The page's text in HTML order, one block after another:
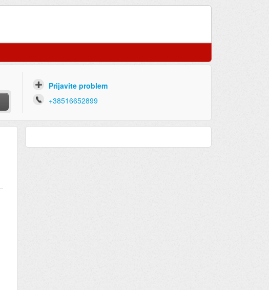
Prijavite problem
+38516652899